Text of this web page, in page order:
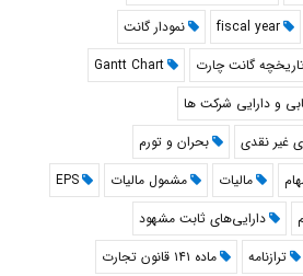
fiscal year
نمودار گانت
گانت چارت
Gantt Chart
و دارایی شرکت ها
غیر نقدی
بحران و تورم
مالیات مشمول مالیات
EPS
دارایی‌های ثابت مشهود
ترازنامه
ماده ۱۴۱ قانون تجارت